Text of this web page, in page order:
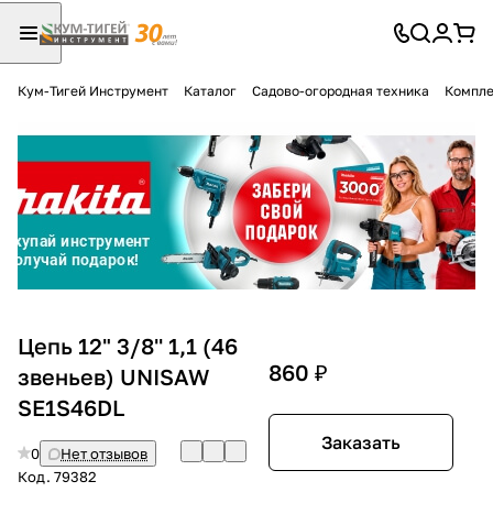
Кум-Тигей Инструмент Каталог Садово-огородная техника
Цепь 12" 3/8'' 1,1 (46
звеньев) UNISAW
SE1S46DL
0
Нет отзывов
Код. 79382
860 ₽
Заказать
Разбейте
оплатуна части
без переплат
График платежей
Сегодня